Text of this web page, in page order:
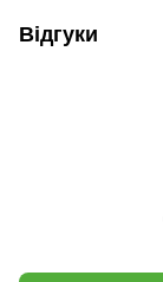
Відгуки